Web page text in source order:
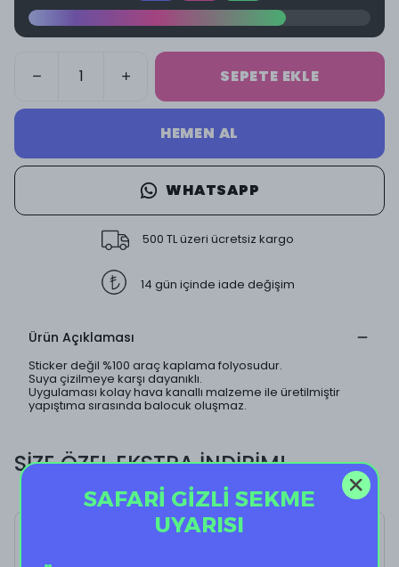
SEPETE EKLE
HEMEN AL
WHATSAPP
500 TL üzeri ücretsiz kargo
14 gün içinde iade değişim
Ürün Açıklaması
Sticker değil %100 araç kaplama folyosudur.
Suya çizilmeye karşı dayanıklı.
Uygulaması kolay hava kanallı malzeme ile üretilmiştir
yapıştıma sırasında balocuk oluşmaz.
SİZE ÖZEL EKSTRA İNDİRİM!
SAFARİ GİZLİ SEKME
UYARISI